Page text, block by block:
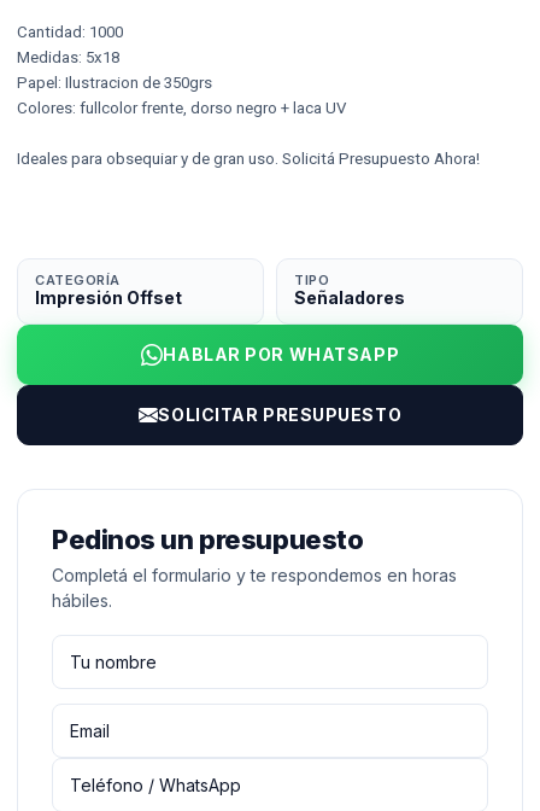
Cantidad: 1000
Medidas: 5x18
Papel: Ilustracion de 350grs
Colores: fullcolor frente, dorso negro + laca UV
Ideales para obsequiar y de gran uso. Solicitá Presupuesto Ahora!
CATEGORÍA
Impresión Offset
TIPO
Señaladores
HABLAR POR WHATSAPP
SOLICITAR PRESUPUESTO
Pedinos un presupuesto
Completá el formulario y te respondemos en horas
hábiles.